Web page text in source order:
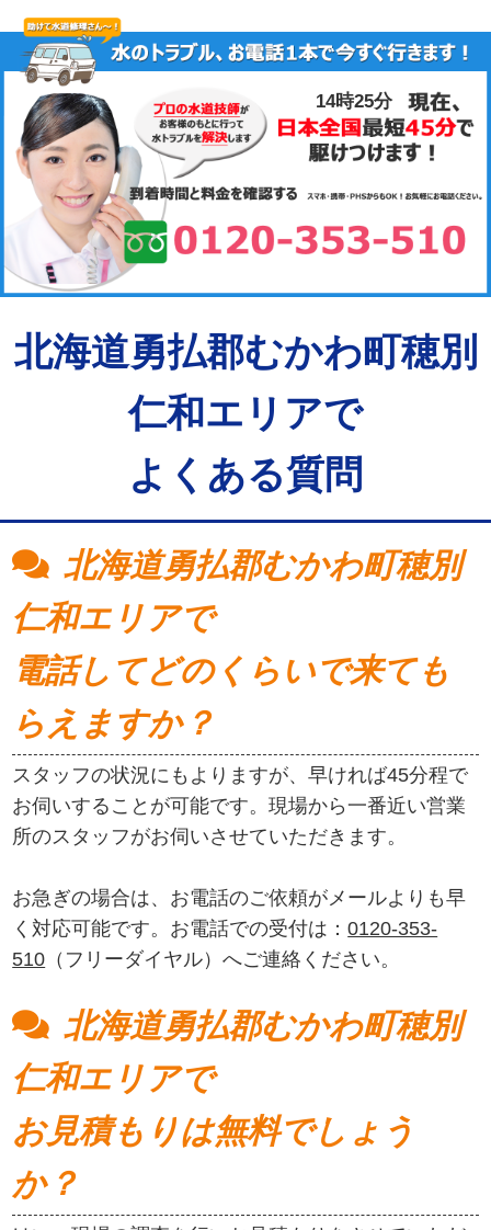
14時25分
北海道勇払郡むかわ町穂別
仁和エリアで
よくある質問
北海道勇払郡むかわ町穂別
仁和エリアで
電話してどのくらいで来ても
らえますか？
スタッフの状況にもよりますが、早ければ45分程で
お伺いすることが可能です。現場から一番近い営業
所のスタッフがお伺いさせていただきます。
お急ぎの場合は、お電話のご依頼がメールよりも早
く対応可能です。お電話での受付は：0120-353-
510 （フリーダイヤル）へご連絡ください。
北海道勇払郡むかわ町穂別
仁和エリアで
お見積もりは無料でしょう
か？